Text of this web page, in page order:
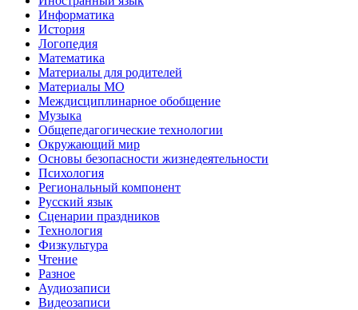
Информатика
История
Логопедия
Математика
Материалы для родителей
Материалы МО
Междисциплинарное обобщение
Музыка
Общепедагогические технологии
Окружающий мир
Основы безопасности жизнедеятельности
Психология
Региональный компонент
Русский язык
Сценарии праздников
Технология
Физкультура
Чтение
Разное
Аудиозаписи
Видеозаписи